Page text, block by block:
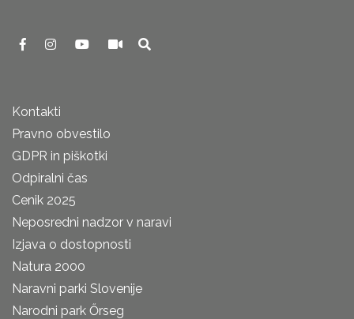
Kontakti
Pravno obvestilo
GDPR in piškotki
Odpiralni čas
Cenik 2025
Neposredni nadzor v naravi
Izjava o dostopnosti
Natura 2000
Naravni parki Slovenije
Narodni park Őrseg